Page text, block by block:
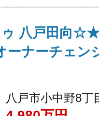
八戸田向
ーナーチェン
八戸市小中野8丁